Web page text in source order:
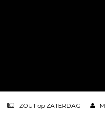
ZOUT op ZATERDAG